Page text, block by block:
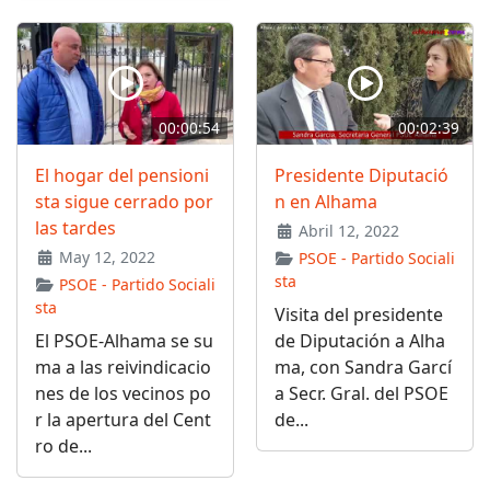
00:00:54
El hogar del pensioni
sta sigue cerrado por
las tardes
May 12, 2022
PSOE - Partido Sociali
sta
El PSOE-Alhama se su
ma a las reivindicacio
nes de los vecinos po
r la apertura del Cent
ro de...
00:02:39
Presidente Diputació
n en Alhama
Abril 12, 2022
PSOE - Partido Sociali
sta
Visita del presidente
de Diputación a Alha
ma, con Sandra Garcí
a Secr. Gral. del PSOE
de...